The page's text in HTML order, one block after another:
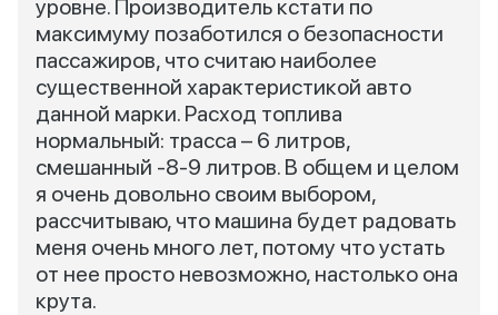
уровне. Производитель кстати по
максимуму позаботился о безопасности
пассажиров, что считаю наиболее
существенной характеристикой авто
данной марки. Расход топлива
нормальный: трасса – 6 литров,
смешанный -8-9 литров. В общем и целом
я очень довольно своим выбором,
рассчитываю, что машина будет радовать
меня очень много лет, потому что устать
от нее просто невозможно, настолько она
крута.